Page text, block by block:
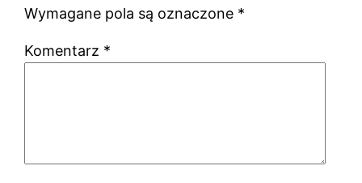
Wymagane pola są oznaczone *
Komentarz *